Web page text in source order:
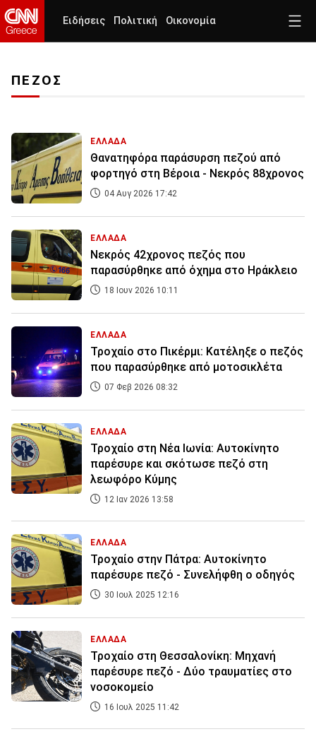
Ειδήσεις Πολιτική Οικονομία
ΠΕΖΟΣ
ΕΛΛΑΔΑ
Θανατηφόρα παράσυρση πεζού από
φορτηγό στη Βέροια - Νεκρός 88χρονος
04 Αυγ 2026 17:42
ΕΛΛΑΔΑ
Νεκρός 42χρονος πεζός που
παρασύρθηκε από όχημα στο Ηράκλειο
18 Ιουν 2026 10:11
ΕΛΛΑΔΑ
Τροχαίο στο Πικέρμι: Κατέληξε ο πεζός
που παρασύρθηκε από μοτοσικλέτα
07 Φεβ 2026 08:32
ΕΛΛΑΔΑ
Τροχαίο στη Νέα Ιωνία: Αυτοκίνητο
παρέσυρε και σκότωσε πεζό στη
λεωφόρο Κύμης
12 Ιαν 2026 13:58
ΕΛΛΑΔΑ
Τροχαίο στην Πάτρα: Αυτοκίνητο
παρέσυρε πεζό - Συνελήφθη ο οδηγός
30 Ιουλ 2025 12:16
ΕΛΛΑΔΑ
Τροχαίο στη Θεσσαλονίκη: Μηχανή
παρέσυρε πεζό - Δύο τραυματίες στο
νοσοκομείο
16 Ιουλ 2025 11:42